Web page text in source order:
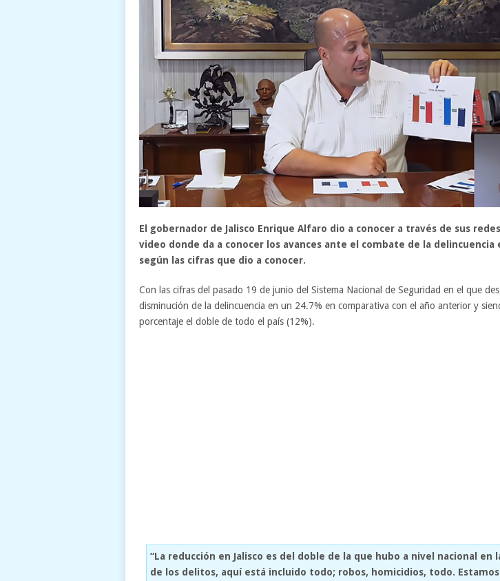
El gobernador de Jalisco Enrique Alfaro dio a conocer a través de sus
video donde da a conocer los avances ante el combate de la delincuencia
según las cifras que dio a conocer.
Con las cifras del pasado 19 de junio del Sistema Nacional de Seguridad en el que
disminución de la delincuencia en un 24.7% en comparativa con el año anterior y
porcentaje el doble de todo el país (12%).
“La reducción en Jalisco es del doble de la que hubo a nivel nacional en
de los delitos, aquí está incluido todo; robos, homicidios, todo. Estamos